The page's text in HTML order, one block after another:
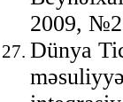
2009,
Dünya